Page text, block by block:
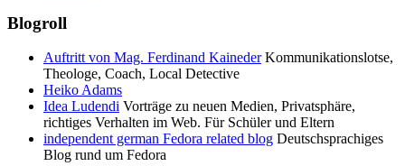
Blogroll
Auftritt von Mag. Ferdinand KainederKommunikationslotse,
Theologe, Coach, Local Detective
Heiko Adams
Idea Ludendi Vorträge zu neuen Medien, Privatsphäre,
richtiges Verhalten im Web. Für Schüler und Eltern
independent german Fedora related blog Deutschsprachiges
Blog rund um Fedora